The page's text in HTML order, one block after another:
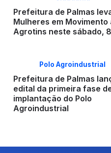
Prefeitura de Palmas
Mulheres em Movimento
Agrotins neste sábado, 8
Polo Agroindustrial
Prefeitura de Palmas
edital da primeira fase
implantação do Polo
Agroindustrial